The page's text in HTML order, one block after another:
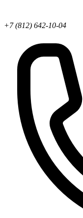
+7 (812) 642-10-04